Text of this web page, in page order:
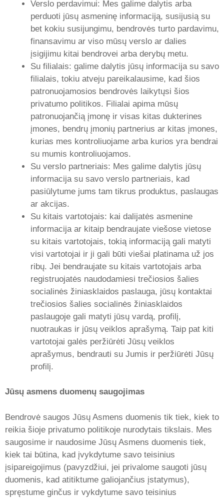
Verslo perdavimui: Mes galime dalytis arba
perduoti jūsų asmeninę informaciją, susijusią su
bet kokiu susijungimu, bendrovės turto pardavimu,
finansavimu ar viso mūsų verslo ar dalies
įsigijimu kitai bendrovei arba derybų metu.
Su filialais: galime dalytis jūsų informacija su savo
filialais, tokiu atveju pareikalausime, kad šios
patronuojamosios bendrovės laikytųsi šios
privatumo politikos. Filialai apima mūsų
patronuojančią įmonę ir visas kitas dukterines
įmones, bendrų įmonių partnerius ar kitas įmones,
kurias mes kontroliuojame arba kurios yra bendrai
su mumis kontroliuojamos.
Su verslo partneriais: Mes galime dalytis jūsų
informacija su savo verslo partneriais, kad
pasiūlytume jums tam tikrus produktus, paslaugas
ar akcijas.
Su kitais vartotojais: kai dalijatės asmenine
informacija ar kitaip bendraujate viešose vietose
su kitais vartotojais, tokią informaciją gali matyti
visi vartotojai ir ji gali būti viešai platinama už jos
ribų. Jei bendraujate su kitais vartotojais arba
registruojatės naudodamiesi trečiosios šalies
socialinės žiniasklaidos paslauga, jūsų kontaktai
trečiosios šalies socialinės žiniasklaidos
paslaugoje gali matyti jūsų vardą, profilį,
nuotraukas ir jūsų veiklos aprašymą. Taip pat kiti
vartotojai galės peržiūrėti Jūsų veiklos
aprašymus, bendrauti su Jumis ir peržiūrėti Jūsų
profilį.
Jūsų asmens duomenų saugojimas
Bendrovė saugos Jūsų Asmens duomenis tik tiek, kiek to
reikia šioje privatumo politikoje nurodytais tikslais. Mes
saugosime ir naudosime Jūsų Asmens duomenis tiek,
kiek tai būtina, kad įvykdytume savo teisinius
įsipareigojimus (pavyzdžiui, jei privalome saugoti jūsų
duomenis, kad atitiktume galiojančius įstatymus),
spręstume ginčus ir vykdytume savo teisinius